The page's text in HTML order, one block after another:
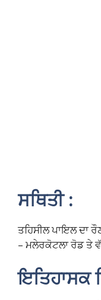
ਸਥਿਤੀ :
ਤਹਿਸੀਲ ਪਾਇਲ ਦਾ
– ਮਲੇਰਕੋਟਲਾ ਰੋਡ ਤੇ
ਇਤਿਹਾਸਕ